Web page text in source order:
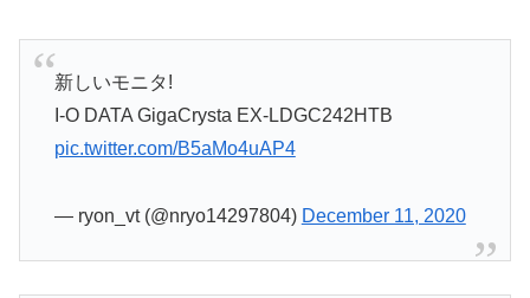
新しいモニタ!
I-O DATA GigaCrysta EX-LDGC242HTB
pic.twitter.com/B5aMo4uAP4
— ryon_vt (@nryo14297804) December 11, 2020